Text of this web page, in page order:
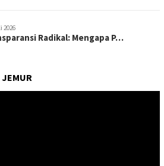
2026
Radikal: Mengapa P…
JEMUR